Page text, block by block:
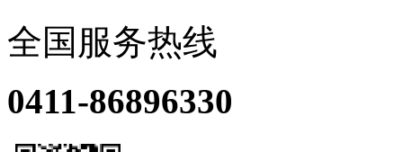
全国服务热线
0411-86896330